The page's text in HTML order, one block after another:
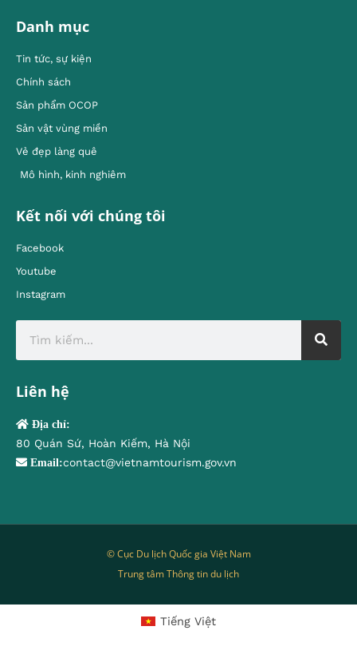
Danh mục
Tin tức, sự kiện
Chính sách
Sản phẩm OCOP
Sản vật vùng miền
Vẻ đẹp làng quê
Mô hình, kinh nghiêm
Kết nối với chúng tôi
Facebook
Youtube
Instagram
Liên hệ
Địa chỉ:
80 Quán Sứ, Hoàn Kiếm, Hà Nội
Email:contact@vietnamtourism.gov.vn
© Cục Du lịch Quốc gia Việt Nam
Trung tâm Thông tin du lịch
Tiếng Việt